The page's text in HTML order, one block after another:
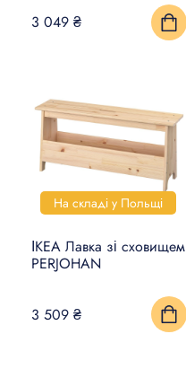
3 049 ₴
На складі у Польщі
ІКЕА Лавка зі сховищем
PERJOHAN
3 509 ₴